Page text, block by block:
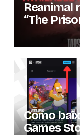
Reanimal
“The
da
Como
Games